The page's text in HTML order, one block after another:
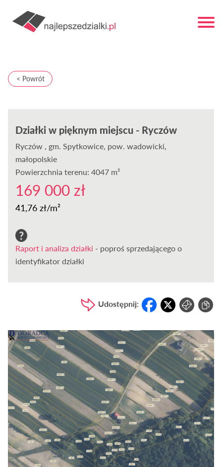
< Powrót
Działki w pięknym miejscu - Ryczów
Ryczów , gm. Spytkowice, pow. wadowicki,
małopolskie
Powierzchnia terenu: 4047 m²
169 000 zł
41,76 zł/m²
Raport i analiza działki - poproś sprzedającego o
identyfikator działki
Udostępnij: